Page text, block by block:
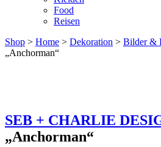
Food
Reisen
Shop > Home > Dekoration > Bilder &
„Anchorman“
SEB + CHARLIE
„Anchorman“